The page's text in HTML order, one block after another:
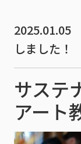
2025.01.05
しました！
サステ
アート